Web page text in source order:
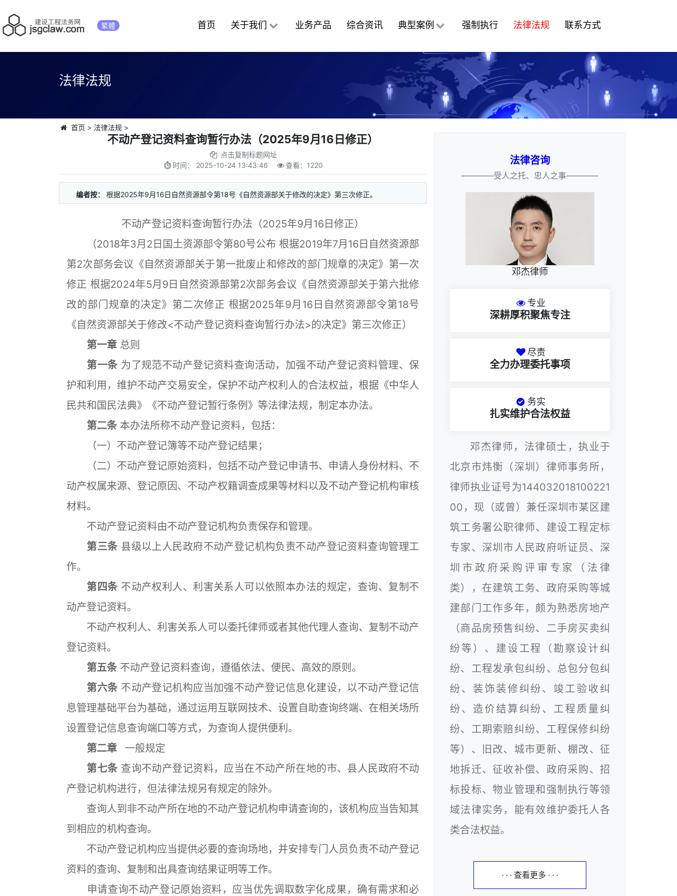
繁體 首页 关于我们 业务产品 综合资讯 典型案例 强制执行 法律法规 联系方式
法律法规
首页 > 法律法规 >
不动产登记资料查询暂行办法（2025年9月16日修正）
点击复制标题网址
时间： 2025-10-24 13:43:46 查看： 1220
编者按： 根据2025年9月16日自然资源部令第18号《自然资源部关于修改的决定》第三次修正。
不动产登记资料查询暂行办法（2025年9月16日修正）
（2018年3月2日国土资源部令第80号公布 根据2019年7月16日自然资源部
第2次部务会议《自然资源部关于第一批废止和修改的部门规章的决定》第一次
修正 根据2024年5月9日自然资源部第2次部务会议《自然资源部关于第六批修
改的部门规章的决定》第二次修正 根据2025年9月16日自然资源部令第18号
《自然资源部关于修改<不动产登记资料查询暂行办法>的决定》第三次修正）
第一章 总则
第一条 为了规范不动产登记资料查询活动，加强不动产登记资料管理、保
护和利用，维护不动产交易安全，保护不动产权利人的合法权益，根据《中华人
民共和国民法典》《不动产登记暂行条例》等法律法规，制定本办法。
第二条 本办法所称不动产登记资料，包括：
（一）不动产登记簿等不动产登记结果；
（二）不动产登记原始资料，包括不动产登记申请书、申请人身份材料、不
动产权属来源、登记原因、不动产权籍调查成果等材料以及不动产登记机构审核
材料。
不动产登记资料由不动产登记机构负责保存和管理。
第三条 县级以上人民政府不动产登记机构负责不动产登记资料查询管理工
作。
第四条 不动产权利人、利害关系人可以依照本办法的规定，查询、复制不
动产登记资料。
不动产权利人、利害关系人可以委托律师或者其他代理人查询、复制不动产
登记资料。
第五条 不动产登记资料查询，遵循依法、便民、高效的原则。
第六条 不动产登记机构应当加强不动产登记信息化建设，以不动产登记信
息管理基础平台为基础，通过运用互联网技术、设置自助查询终端、在相关场所
设置登记信息查询端口等方式，为查询人提供便利。
第二章 一般规定
第七条 查询不动产登记资料，应当在不动产所在地的市、县人民政府不动
产登记机构进行，但法律法规另有规定的除外。
查询人到非不动产所在地的不动产登记机构申请查询的，该机构应当告知其
到相应的机构查询。
不动产登记机构应当提供必要的查询场地，并安排专门人员负责不动产登记
资料的查询、复制和出具查询结果证明等工作。
申请查询不动产登记原始资料，应当优先调取数字化成果，确有需求和必
法律咨询
————受人之托、忠人之事————
邓杰律师
专业
深耕厚积聚焦专注
尽责
全力办理委托事项
务实
扎实维护合法权益
邓杰律师，法律硕士，执业于
北京市炜衡（深圳）律师事务所，
律师执业证号为144032018100221
00，现（或曾）兼任深圳市某区建
筑工务署公职律师、建设工程定标
专家、深圳市人民政府听证员、深
圳市政府采购评审专家（法律
类），在建筑工务、政府采购等城
建部门工作多年，颇为熟悉房地产
（商品房预售纠纷、二手房买卖纠
纷等）、建设工程（勘察设计纠
纷、工程发承包纠纷、总包分包纠
纷、装饰装修纠纷、竣工验收纠
纷、造价结算纠纷、工程质量纠
纷、工期索赔纠纷、工程保修纠纷
等）、旧改、城市更新、棚改、征
地拆迁、征收补偿、政府采购、招
标投标、物业管理和强制执行等领
域法律实务，能有效维护委托人各
类合法权益。
· · · 查看更多 · · ·